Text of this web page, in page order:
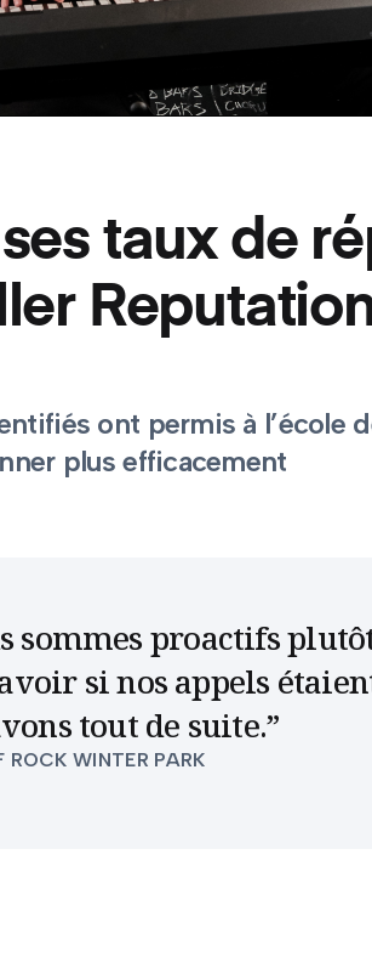
taux de
ont permis à l’école
plus efficacement
sommes proactifs
si nos appels
tout de suite.”
WINTER PARK